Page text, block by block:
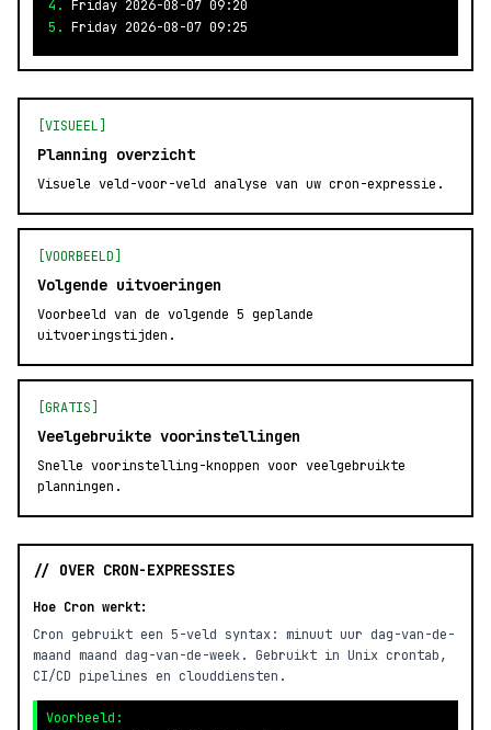
4. Friday 2026-08-07 09:20
5. Friday 2026-08-07 09:25
[VISUEEL]
Planning overzicht
Visuele veld-voor-veld analyse van uw cron-expressie.
[VOORBEELD]
Volgende uitvoeringen
Voorbeeld van de volgende 5 geplande
uitvoeringstijden.
[GRATIS]
Veelgebruikte voorinstellingen
Snelle voorinstelling-knoppen voor veelgebruikte
planningen.
// OVER CRON-EXPRESSIES
Hoe Cron werkt:
Cron gebruikt een 5-veld syntax: minuut uur dag-van-de-
maand maand dag-van-de-week. Gebruikt in Unix crontab,
CI/CD pipelines en clouddiensten.
Voorbeeld: